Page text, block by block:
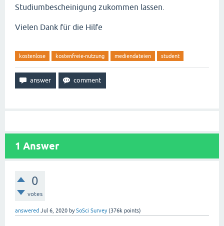
Studiumbescheinigung zukommen lassen.
Vielen Dank für die Hilfe
kostenlose kostenfreie-nutzung mediendateien student
1 Answer
0
votes
answered Jul 6, 2020 bySoSci Survey (376k points)